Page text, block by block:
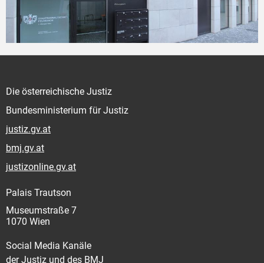
Die österreichische Justiz
Bundesministerium für Justiz
justiz.gv.at
bmj.gv.at
justizonline.gv.at
Palais Trautson
Museumstraße 7
1070 Wien
Social Media Kanäle
der Justiz und des BMJ